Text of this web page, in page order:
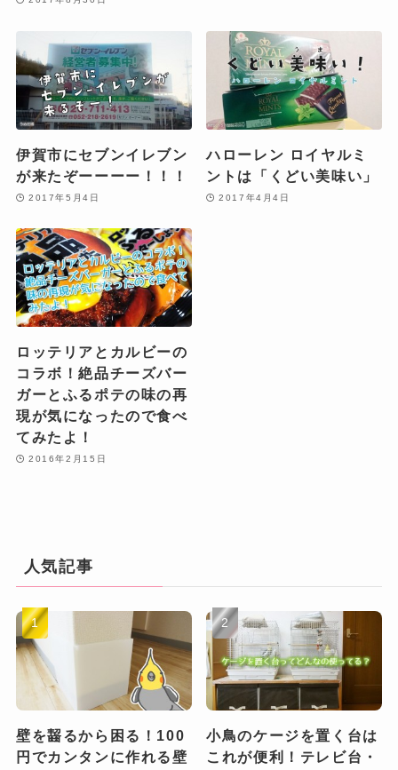
伊賀市にセブンイレブン
が来たぞーーーー！！！
2017年5月4日
ハローレン ロイヤルミ
ントは「くどい美味い」
2017年4月4日
ロッテリアとカルビーの
コラボ！絶品チーズバー
ガーとふるポテの味の再
現が気になったので食べ
てみたよ！
2016年2月15日
人気記事
壁を齧るから困る！100
円でカンタンに作れる壁
小鳥のケージを置く台は
これが便利！テレビ台・